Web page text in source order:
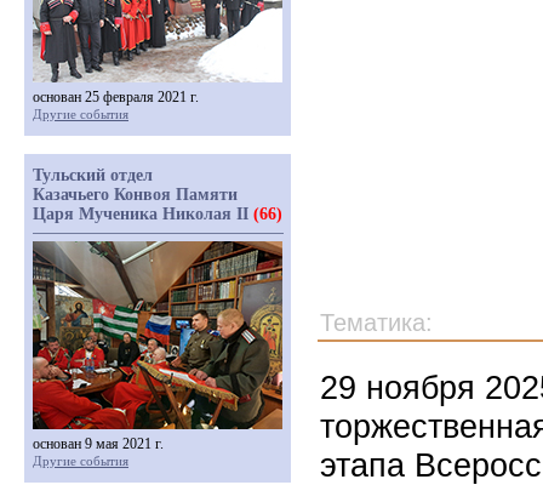
Тематика:
29 ноября
этапа
основан 25 февраля 2021 г.
Другие события
Тульский отдел
Казачьего Конвоя Памяти
Царя Мученика Николая II (66)
основан 9 мая 2021 г.
Другие события